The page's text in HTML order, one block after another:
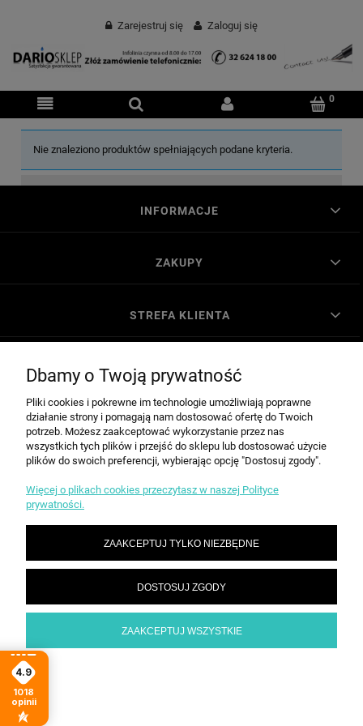
Zarejestruj się Zaloguj się
Nie znaleziono produktów spełniających podane kryteria.
INFORMACJE
ZAKUPY
STREFA KLIENTA
KONTAKT
POKAŻ PEŁNĄ WERSJĘ STRONY
4.9
1018
opinii
Sklep internetowy Shoper.pl
Dbamy o Twoją prywatność
Pliki cookies i pokrewne im technologie umożliwiają poprawne
działanie strony i pomagają nam dostosować ofertę do Twoich
potrzeb. Możesz zaakceptować wykorzystanie przez nas
wszystkich tych plików i przejść do sklepu lub dostosować użycie
plików do swoich preferencji, wybierając opcję "Dostosuj zgody".
Więcej o plikach cookies przeczytasz w naszej Polityce
prywatności.
ZAAKCEPTUJ TYLKO NIEZBĘDNE
DOSTOSUJ ZGODY
ZAAKCEPTUJ WSZYSTKIE